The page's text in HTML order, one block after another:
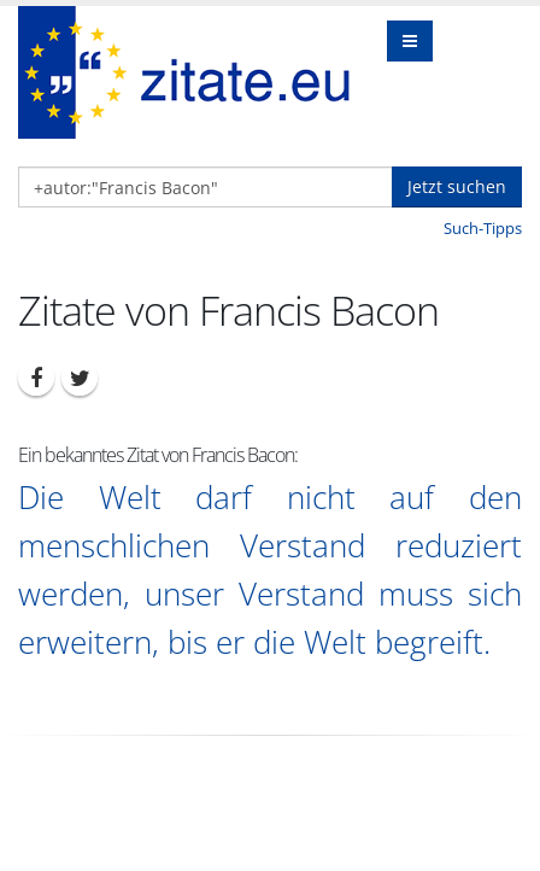
Jetzt suchen
Such-Tipps
Zitate von Francis Bacon
Ein bekanntes Zitat von Francis Bacon:
Die Welt darf nicht auf den
menschlichen Verstand reduziert
werden, unser Verstand muss sich
erweitern, bis er die Welt begreift.